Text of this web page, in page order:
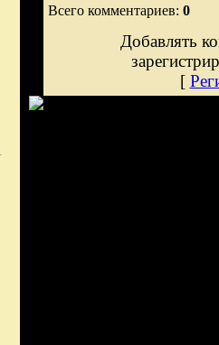
Всего комментариев: 0
Добавлять
[